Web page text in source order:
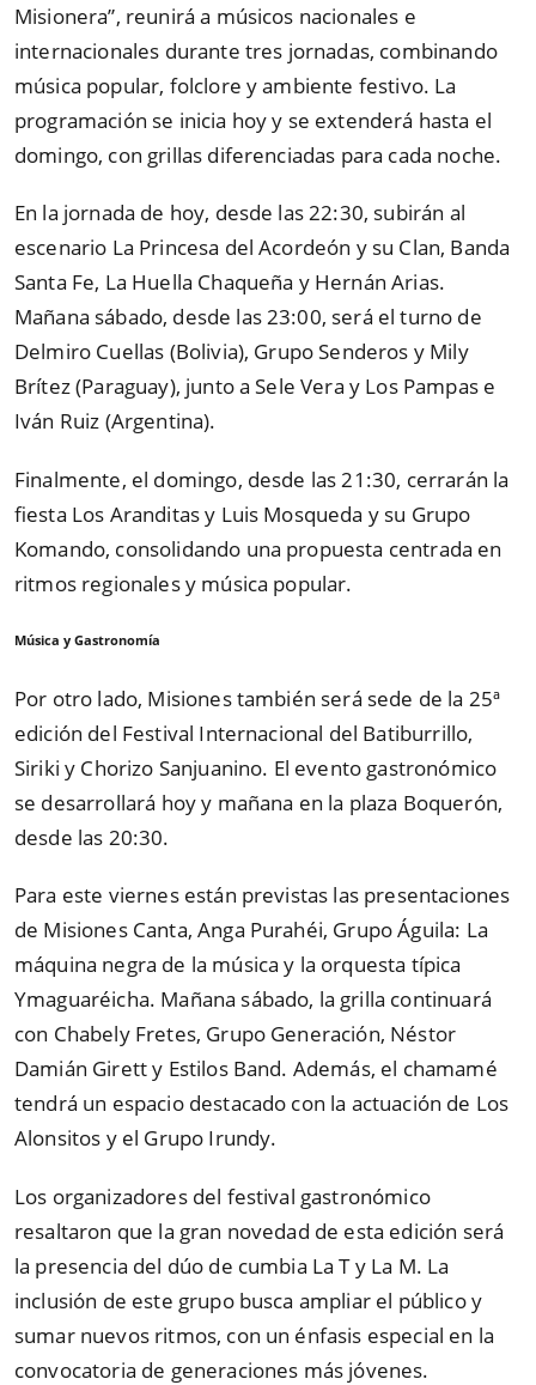
Misionera”, reunirá a músicos nacionales e
internacionales durante tres jornadas, combinando
música popular, folclore y ambiente festivo. La
programación se inicia hoy y se extenderá hasta el
domingo, con grillas diferenciadas para cada noche.
En la jornada de hoy, desde las 22:30, subirán al
escenario La Princesa del Acordeón y su Clan, Banda
Santa Fe, La Huella Chaqueña y Hernán Arias.
Mañana sábado, desde las 23:00, será el turno de
Delmiro Cuellas (Bolivia), Grupo Senderos y Mily
Brítez (Paraguay), junto a Sele Vera y Los Pampas e
Iván Ruiz (Argentina).
Finalmente, el domingo, desde las 21:30, cerrarán la
fiesta Los Aranditas y Luis Mosqueda y su Grupo
Komando, consolidando una propuesta centrada en
ritmos regionales y música popular.
Música y Gastronomía
Por otro lado, Misiones también será sede de la 25ª
edición del Festival Internacional del Batiburrillo,
Siriki y Chorizo Sanjuanino. El evento gastronómico
se desarrollará hoy y mañana en la plaza Boquerón,
desde las 20:30.
Para este viernes están previstas las presentaciones
de Misiones Canta, Anga Purahéi, Grupo Águila: La
máquina negra de la música y la orquesta típica
Ymaguaréicha. Mañana sábado, la grilla continuará
con Chabely Fretes, Grupo Generación, Néstor
Damián Girett y Estilos Band. Además, el chamamé
tendrá un espacio destacado con la actuación de Los
Alonsitos y el Grupo Irundy.
Los organizadores del festival gastronómico
resaltaron que la gran novedad de esta edición será
la presencia del dúo de cumbia La T y La M. La
inclusión de este grupo busca ampliar el público y
sumar nuevos ritmos, con un énfasis especial en la
convocatoria de generaciones más jóvenes.